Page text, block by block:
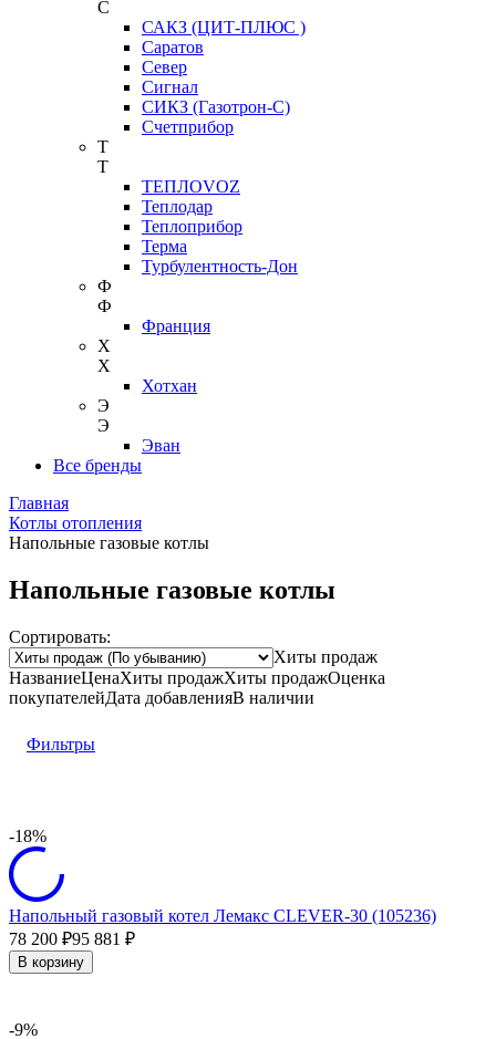
С
САКЗ (ЦИТ-ПЛЮС )
Саратов
Север
Сигнал
СИКЗ (Газотрон-С)
Счетприбор
Т
Т
ТЕПЛОVOZ
Теплодар
Теплоприбор
Терма
Турбулентность-Дон
Ф
Ф
Франция
Х
Х
Хотхан
Э
Э
Эван
Все бренды
Главная
Котлы отопления
Напольные газовые котлы
Напольные газовые котлы
Сортировать:
Хиты продаж
НазваниеЦенаХиты продажХиты продажОценка
покупателейДата добавленияВ наличии
Фильтры
-18%
Напольный газовый котел Лемакс CLEVER-30 (105236)
78 200 ₽95 881 ₽
В корзину
-9%